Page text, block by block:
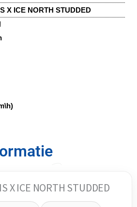
X ICE NORTH STUDDED
X ICE NORTH STUDDED